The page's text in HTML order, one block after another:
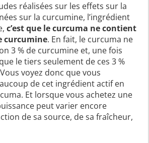
réalisées sur les effets sur la
sur la curcumine, l’ingrédient
c’est que le curcuma ne contient
curcumine. En fait, le curcuma ne
3 % de curcumine et, une fois
le tiers seulement de ces 3 %
voyez donc que vous
de cet ingrédient actif en
Et lorsque vous achetez une
peut varier encore
de sa source, de sa fraîcheur,